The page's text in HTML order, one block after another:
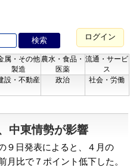
ログイン
属・その他
製造
農水・食品・
医薬
流通・サービ
ス
設・不動産 政治 社会・労働
中東情勢が影響
９日発表によると、４月の
月比で７ポイント低下した。